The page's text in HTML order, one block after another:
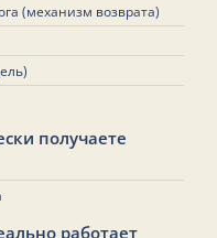
(механизм возврата)
получаете
работает